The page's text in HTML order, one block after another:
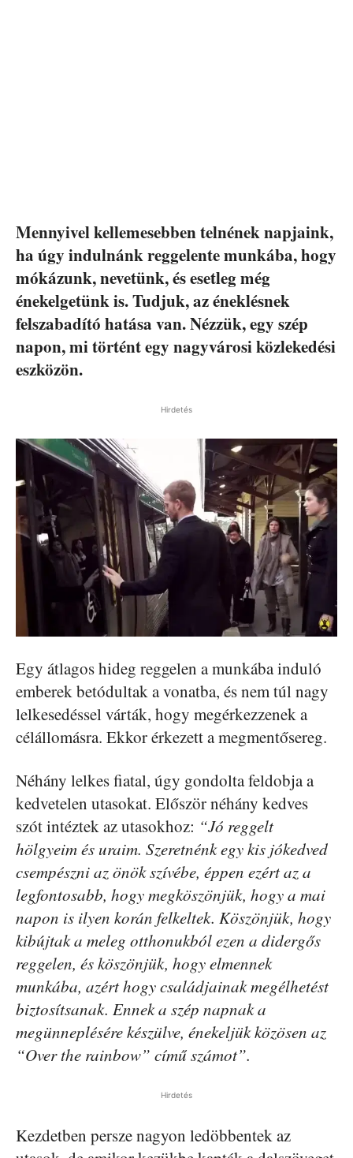
Mennyivel kellemesebben telnének napjaink,
ha úgy indulnánk reggelente munkába, hogy
mókázunk, nevetünk, és esetleg még
énekelgetünk is. Tudjuk, az éneklésnek
felszabadító hatása van. Nézzük, egy szép
napon, mi történt egy nagyvárosi közlekedési
eszközön.
Hirdetés
Egy átlagos hideg reggelen a munkába induló
emberek betódultak a vonatba, és nem túl nagy
lelkesedéssel várták, hogy megérkezzenek a
célállomásra. Ekkor érkezett a megmentősereg.
Néhány lelkes fiatal, úgy gondolta feldobja a
kedvetelen utasokat. Először néhány kedves
szót intéztek az utasokhoz: “Jó reggelt
hölgyeim és uraim. Szeretnénk egy kis jókedved
csempészni az önök szívébe, éppen ezért az a
legfontosabb, hogy megköszönjük, hogy a mai
napon is ilyen korán felkeltek. Köszönjük, hogy
kibújtak a meleg otthonukból ezen a didergős
reggelen, és köszönjük, hogy elmennek
munkába, azért hogy családjainak megélhetést
biztosítsanak. Ennek a szép napnak a
megünneplésére készülve, énekeljük közösen az
“Over the rainbow” című számot”.
Hirdetés
Kezdetben persze nagyon ledöbbentek az